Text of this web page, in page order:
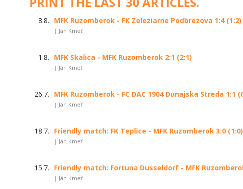
8.8. MFK Ruzomberok - FK Zeleziarne Podbrezova 1:4 (1:2)
| Ján Kmeť
1.8. MFK Skalica - MFK Ruzomberok 2:1 (2:1)
| Ján Kmeť
26.7. MFK Ruzomberok - FC DAC 1904 Dunajska Streda 1:1
| Ján Kmeť
18.7. Friendly match: FK Teplice - MFK Ruzomberok 3:0 (1:0)
| Ján Kmeť
15.7. Friendly match: Fortuna Dusseldorf - MFK
| Ján Kmeť